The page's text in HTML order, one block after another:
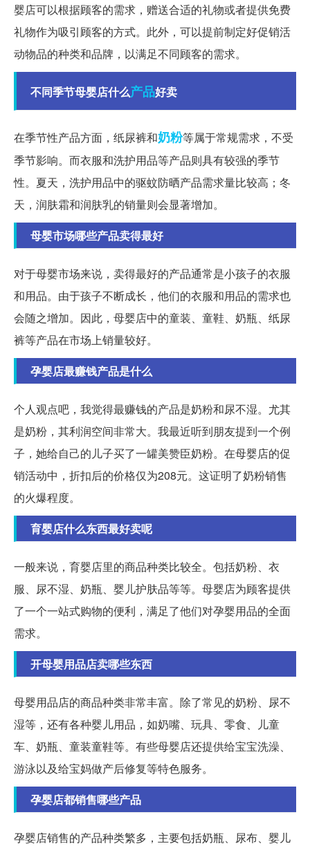
婴店可以根据顾客的需求，赠送合适的礼物或者提供免费
礼物作为吸引顾客的方式。此外，可以提前制定好促销活
动物品的种类和品牌，以满足不同顾客的需求。
不同季节母婴店什么产品好卖
在季节性产品方面，纸尿裤和奶粉等属于常规需求，不受
季节影响。而衣服和洗护用品等产品则具有较强的季节
性。夏天，洗护用品中的驱蚊防晒产品需求量比较高；冬
天，润肤霜和润肤乳的销量则会显著增加。
母婴市场哪些产品卖得最好
对于母婴市场来说，卖得最好的产品通常是小孩子的衣服
和用品。由于孩子不断成长，他们的衣服和用品的需求也
会随之增加。因此，母婴店中的童装、童鞋、奶瓶、纸尿
裤等产品在市场上销量较好。
孕婴店最赚钱产品是什么
个人观点吧，我觉得最赚钱的产品是奶粉和尿不湿。尤其
是奶粉，其利润空间非常大。我最近听到朋友提到一个例
子，她给自己的儿子买了一罐美赞臣奶粉。在母婴店的促
销活动中，折扣后的价格仅为208元。这证明了奶粉销售
的火爆程度。
育婴店什么东西最好卖呢
一般来说，育婴店里的商品种类比较全。包括奶粉、衣
服、尿不湿、奶瓶、婴儿护肤品等等。母婴店为顾客提供
了一个一站式购物的便利，满足了他们对孕婴用品的全面
需求。
开母婴用品店卖哪些东西
母婴用品店的商品种类非常丰富。除了常见的奶粉、尿不
湿等，还有各种婴儿用品，如奶嘴、玩具、零食、儿童
车、奶瓶、童装童鞋等。有些母婴店还提供给宝宝洗澡、
游泳以及给宝妈做产后修复等特色服务。
孕婴店都销售哪些产品
孕婴店销售的产品种类繁多，主要包括奶瓶、尿布、婴儿